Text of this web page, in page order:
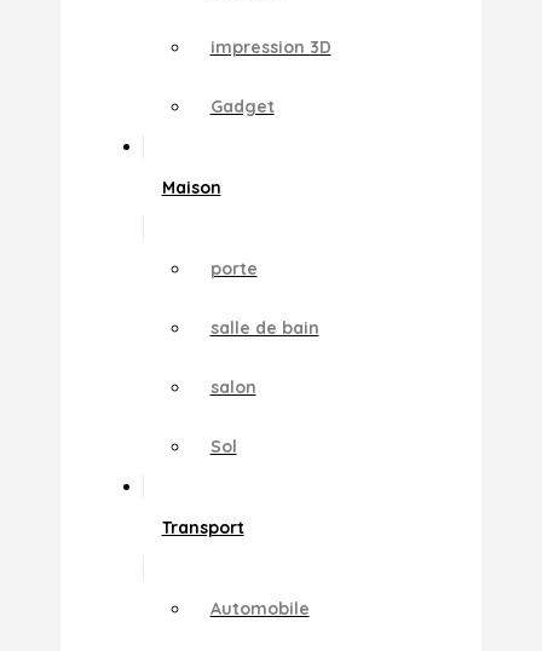
impression 3D
Gadget
Maison
porte
salle de bain
salon
Sol
Transport
Automobile